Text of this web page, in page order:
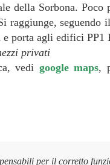
della Sorbona.
seguendo
porta agli edifici PP1
privati
vedi google maps,
per il corretto